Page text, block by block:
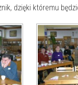
dzięki któremu